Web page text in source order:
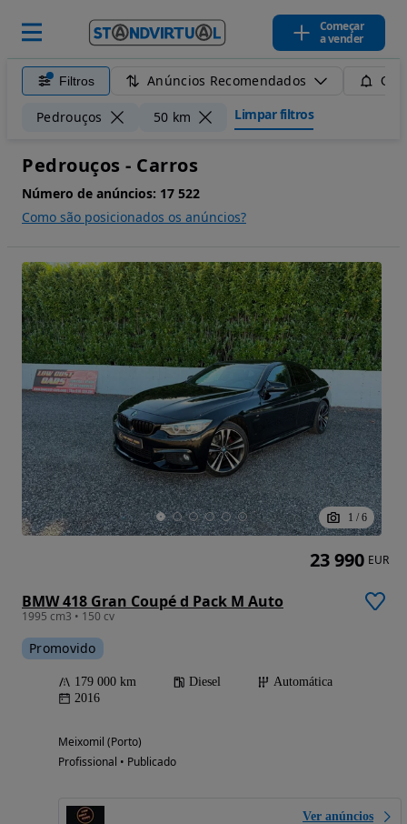
Começar
a vender
Filtros Anúncios Recomendados
Pedrouços 50 km Limpar filtros
Pedrouços - Carros
Número de anúncios: 17 522
Como são posicionados os anúncios?
1 / 6
BMW 418 Gran Coupé d Pack M Auto
1995 cm3 • 150 cv
Promovido
179 000 km Diesel
Automática
2016
Meixomil (Porto)
Profissional • Publicado
Ver anúncios
23 990 EUR